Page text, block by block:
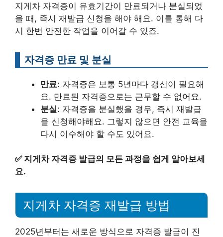
지게차 자격증이 유효기간이 만료되거나 분실되었
을 때, 즉시 재발급 신청을 해야 해요. 이를 통해 다
시 한번 안전한 작업을 이어갈 수 있죠.
자격증 만료 및 분실
만료: 자격증은 보통 5년마다 갱신이 필요해
요. 만료된 자격증으로는 근무할 수 없어요.
분실: 자격증을 분실했을 경우, 즉시 재발급
을 신청해야해요. 그렇지 않으면 안전 교육을
다시 이수해야 할 수도 있어요.
✅ 지게차 자격증 발급의 모든 과정을 쉽게 알아보세
요.
지게차 자격증 재발급 방법
2025년부터는 새로운 방식으로 자격증 발급이 진